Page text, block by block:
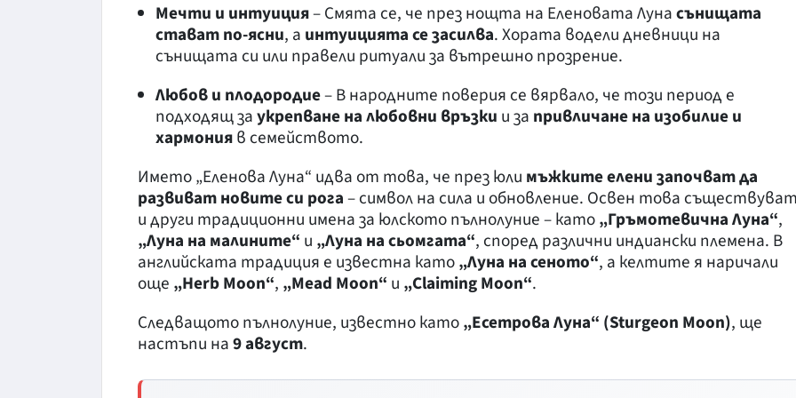
Мечти и интуиция– Смята се, че през нощта на Еленовата Лунасънищата
стават по-ясни, а интуицията се засилва. Хората водели дневници на
сънищата си или правели ритуали за вътрешно прозрение.
Любов и плодородие– В народните поверия се вярвало, че този период е
подходящ заукрепване на любовни връзки и за привличане на изобилие и
хармонияв семейството.
Името „Еленова Луна“ идва от това, че през юли мъжките елени започват да
развиват новите си рога– символ на сила и обновление. Освен това
и други традиционни имена за юлското пълнолуние – като„Гръмотевична Луна“,
„Луна на малините“ и „Луна на сьомгата“, според различни индиански племена. В
английската традиция е известна като„Луна на сеното“, а келтите я наричали
още „Herb Moon“, „Mead Moon“ и „Claiming Moon“.
Следващото пълнолуние, известно като„Есетрова Луна“ (Sturgeon Moon), ще
настъпи на9 август.